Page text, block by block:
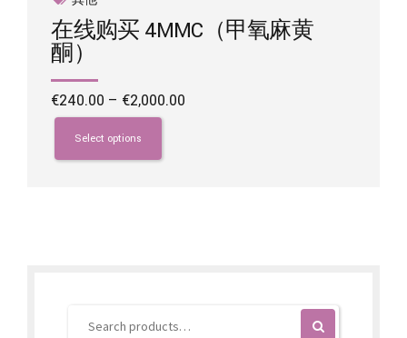
在线购买 4MMC（甲氧麻黄
酮）
€240.00 – €2,000.00
Select options
This
product
has